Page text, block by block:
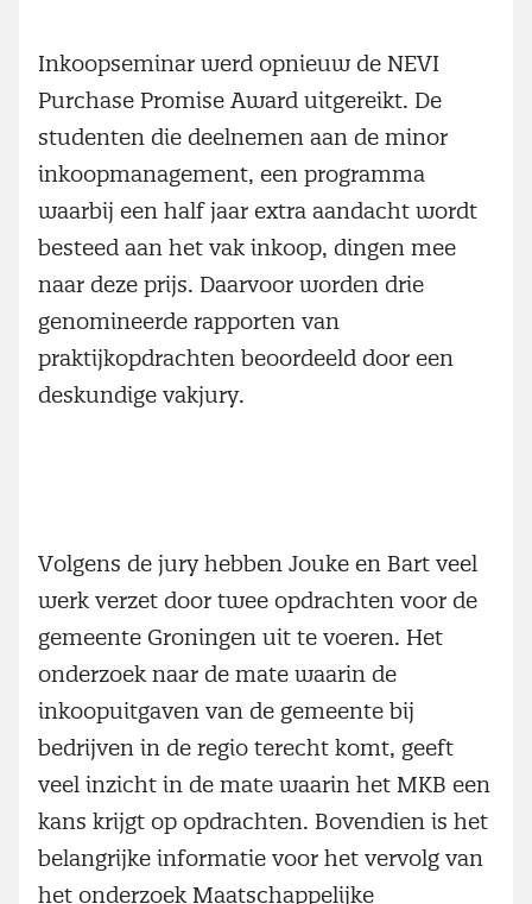
Inkoopseminar werd opnieuw de NEVI
Purchase Promise Award uitgereikt. De
studenten die deelnemen aan de minor
inkoopmanagement, een programma
waarbij een half jaar extra aandacht wordt
besteed aan het vak inkoop, dingen mee
naar deze prijs. Daarvoor worden drie
genomineerde rapporten van
praktijkopdrachten beoordeeld door een
deskundige vakjury.
Volgens de jury hebben Jouke en Bart veel
werk verzet door twee opdrachten voor de
gemeente Groningen uit te voeren. Het
onderzoek naar de mate waarin de
inkoopuitgaven van de gemeente bij
bedrijven in de regio terecht komt, geeft
veel inzicht in de mate waarin het MKB een
kans krijgt op opdrachten. Bovendien is het
belangrijke informatie voor het vervolg van
het onderzoek Maatschappelijke